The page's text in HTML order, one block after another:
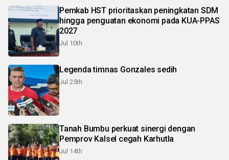
Pemkab HST prioritaskan peningkatan SDM
hingga penguatan ekonomi pada KUA-PPAS
2027
Jul 10th
Legenda timnas Gonzales sedih
Jul 25th
Tanah Bumbu perkuat sinergi dengan
Pemprov Kalsel cegah Karhutla
Jul 14th